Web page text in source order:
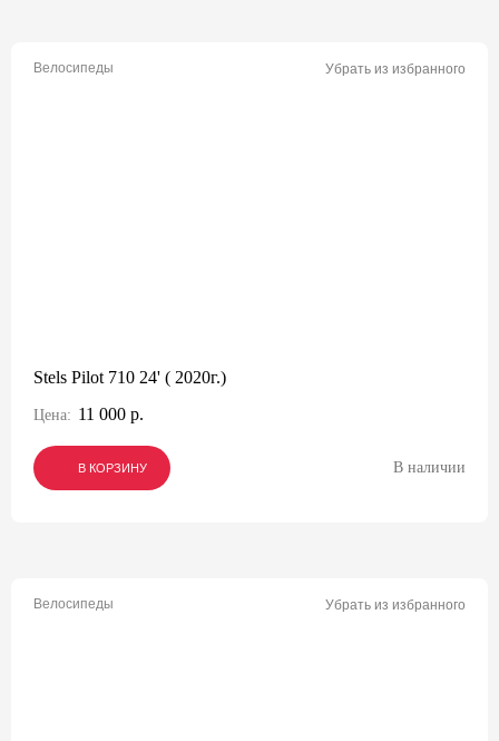
Велосипеды Убрать из избранного
Stels Pilot 710 24' ( 2020г.)
Цена: 11 000 р.
В КОРЗИНУ
В КОРЗИНУ
В КОРЗИНУ В наличии
Велосипеды Убрать из избранного